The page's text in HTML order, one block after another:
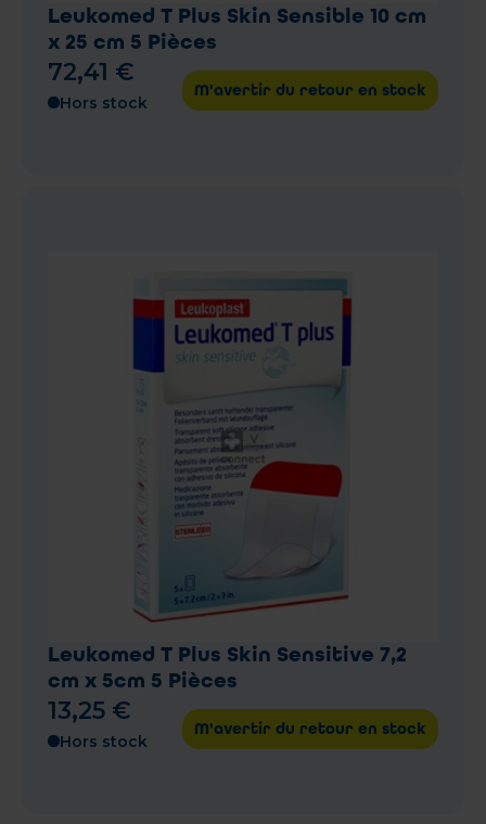
Leukomed T Plus Skin Sensible 10 cm
x 25 cm 5 Pièces
72,41 €
Hors stock
M'avertir du retour en stock
Leukomed T Plus Skin Sensitive 7,2
cm x 5cm 5 Pièces
13,25 €
Hors stock
M'avertir du retour en stock